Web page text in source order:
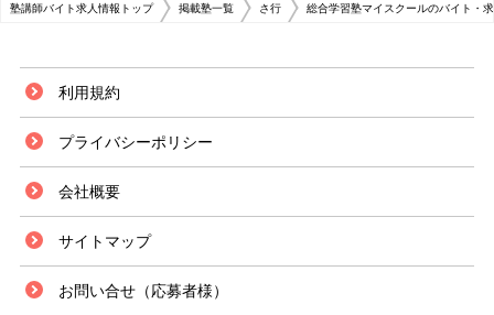
塾講師バイト求人情報トップ 掲載塾一覧 さ行 総合学習塾マイスクールのバイト・
利用規約
プライバシーポリシー
会社概要
サイトマップ
お問い合せ（応募者様）